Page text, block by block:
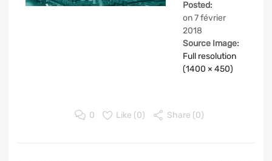
Posted:
on7 février
2018
Source Image:
Full resolution
(1400 × 450)
0 Like (0) Share (0)